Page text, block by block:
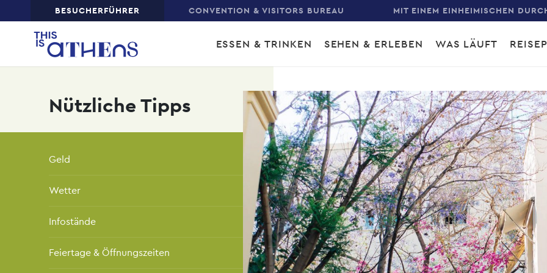
content
Top BESUCHERFÜHRER CONVENTION & VISITORS BUREAU MIT EINEM EINHEIMISCHEN
Main
ESSEN & TRINKEN SEHEN & ERLEBEN WAS LÄUFT
Nützliche Tipps
Geld
Wetter
Infostände
Feiertage & Öffnungszeiten